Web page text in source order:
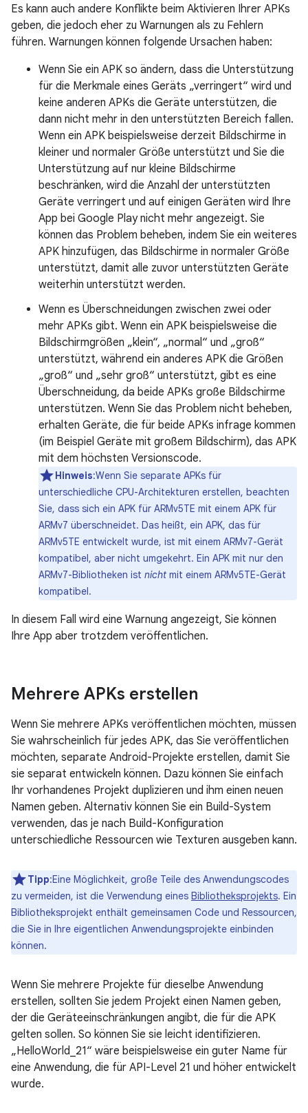
Es kann auch andere Konflikte beim Aktivieren Ihrer APKs
geben, die jedoch eher zu Warnungen als zu Fehlern
führen. Warnungen können folgende Ursachen haben:
Wenn Sie ein APK so ändern, dass die Unterstützung
für die Merkmale eines Geräts „verringert“ wird und
keine anderen APKs die Geräte unterstützen, die
dann nicht mehr in den unterstützten Bereich fallen.
Wenn ein APK beispielsweise derzeit Bildschirme in
kleiner und normaler Größe unterstützt und Sie die
Unterstützung auf nur kleine Bildschirme
beschränken, wird die Anzahl der unterstützten
Geräte verringert und auf einigen Geräten wird Ihre
App bei Google Play nicht mehr angezeigt. Sie
können das Problem beheben, indem Sie ein weiteres
APK hinzufügen, das Bildschirme in normaler Größe
unterstützt, damit alle zuvor unterstützten Geräte
weiterhin unterstützt werden.
Wenn es Überschneidungen zwischen zwei oder
mehr APKs gibt. Wenn ein APK beispielsweise die
Bildschirmgrößen „klein“, „normal“ und „groß“
unterstützt, während ein anderes APK die Größen
„groß“ und „sehr groß“ unterstützt, gibt es eine
Überschneidung, da beide APKs große Bildschirme
unterstützen. Wenn Sie das Problem nicht beheben,
erhalten Geräte, die für beide APKs infrage kommen
(im Beispiel Geräte mit großem Bildschirm), das APK
mit dem höchsten Versionscode.
Hinweis:Wenn Sie separate APKs für
unterschiedliche CPU-Architekturen erstellen, beachten
Sie, dass sich ein APK für ARMv5TE mit einem APK für
ARMv7 überschneidet. Das heißt, ein APK, das für
ARMv5TE entwickelt wurde, ist mit einem ARMv7-Gerät
kompatibel, aber nicht umgekehrt. Ein APK mit nur den
ARMv7-Bibliotheken ist nicht mit einem ARMv5TE-Gerät
kompatibel.
In diesem Fall wird eine Warnung angezeigt, Sie können
Ihre App aber trotzdem veröffentlichen.
Mehrere APKs erstellen
Wenn Sie mehrere APKs veröffentlichen möchten, müssen
Sie wahrscheinlich für jedes APK, das Sie veröffentlichen
möchten, separate Android-Projekte erstellen, damit Sie
sie separat entwickeln können. Dazu können Sie einfach
Ihr vorhandenes Projekt duplizieren und ihm einen neuen
Namen geben. Alternativ können Sie ein Build-System
verwenden, das je nach Build-Konfiguration
unterschiedliche Ressourcen wie Texturen ausgeben kann.
Tipp:Eine Möglichkeit, große Teile des Anwendungscodes
zu vermeiden, ist die Verwendung eines Bibliotheksprojekts. Ein
Bibliotheksprojekt enthält gemeinsamen Code und Ressourcen,
die Sie in Ihre eigentlichen Anwendungsprojekte einbinden
können.
Wenn Sie mehrere Projekte für dieselbe Anwendung
erstellen, sollten Sie jedem Projekt einen Namen geben,
der die Geräteeinschränkungen angibt, die für die APK
gelten sollen. So können Sie sie leicht identifizieren.
„HelloWorld_21“ wäre beispielsweise ein guter Name für
eine Anwendung, die für API-Level 21 und höher entwickelt
wurde.